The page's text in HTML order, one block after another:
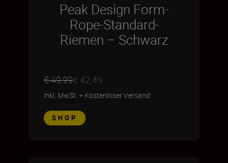
Peak Design Form-
Rope-Standard-
Riemen – Schwarz
€ 49,99€ 42,49
inkl. MwSt. + Kostenloser Versand
SHOP